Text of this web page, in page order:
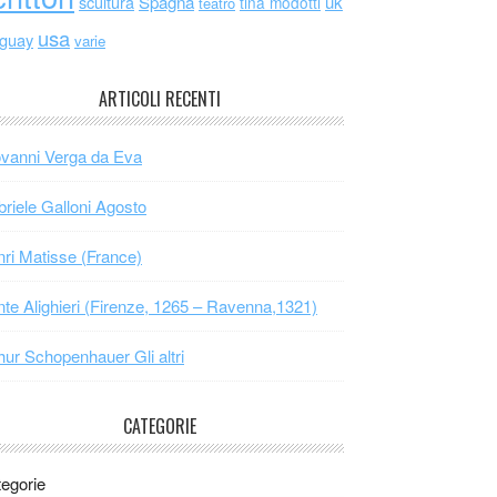
usa varie
ARTICOLI RECENTI
Verga da Eva
Galloni Agosto
Matisse (France)
Alighieri (Firenze, 1265 – Ravenna,1321)
Schopenhauer Gli altri
CATEGORIE